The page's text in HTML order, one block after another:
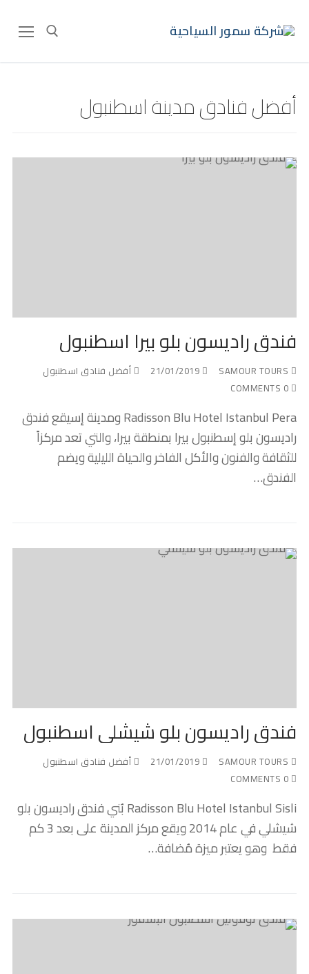
أفضل فنادق مدينة اسطنبول
فندق راديسون بلو بيرا اسطنبول
21/01/2019
أفضل فنادق اسطنبول
Radisson Blu Hotel Istanbul Pera ومدينة إسيقع فندق
راديسون بلو إسطنبول بيرا بمنطقة بيرا، والتي تعد مركزاً
للثقافة والفنون والأكل الفاخر والحياة الليلية ويضم
الفندق…
فندق راديسون بلو شيشلي اسطنبول
21/01/2019
أفضل فنادق اسطنبول
Radisson Blu Hotel Istanbul Sisli بُني فندق راديسون بلو
شيشلي في عام 2014 ويقع مركز المدينة على بعد 3 كم
فقط وهو يعتبر ميزة مُضافة…